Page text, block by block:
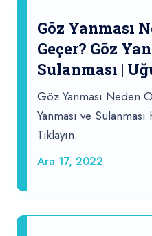
Göz Yanması
Geçer? Göz
Sulanması |
Göz Yanması Neden
Yanması ve
Tıklayın.
Ara 17, 2022